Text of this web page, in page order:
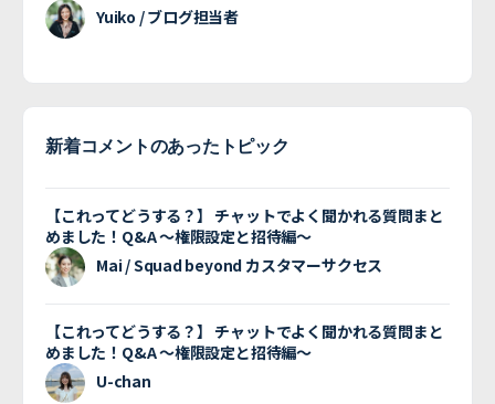
Yuiko / ブログ担当者
新着コメントのあったトピック
【これってどうする？】 チャットでよく聞かれる質問まと
めました！Q&A 〜権限設定と招待編〜
Mai / Squad beyond カスタマーサクセス
【これってどうする？】 チャットでよく聞かれる質問まと
めました！Q&A 〜権限設定と招待編〜
U-chan